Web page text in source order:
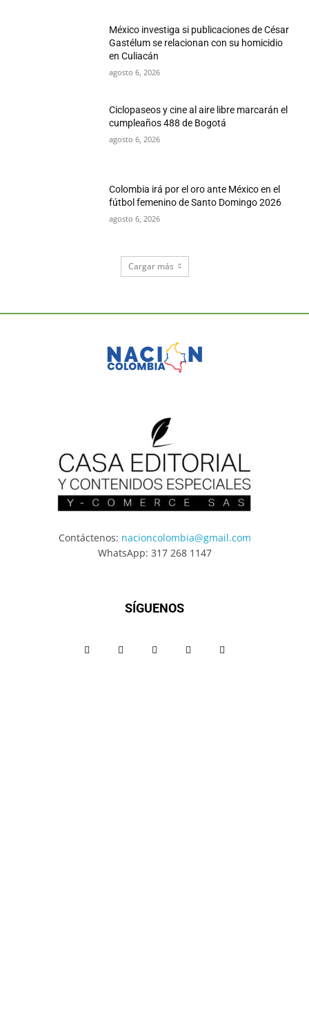
México investiga si publicaciones de César
Gastélum se relacionan con su homicidio
en Culiacán
agosto 6, 2026
Ciclopaseos y cine al aire libre marcarán el
cumpleaños 488 de Bogotá
agosto 6, 2026
Colombia irá por el oro ante México en el
fútbol femenino de Santo Domingo 2026
agosto 6, 2026
Cargar más
Contáctenos: nacioncolombia@gmail.com
WhatsApp: 317 268 1147
SÍGUENOS